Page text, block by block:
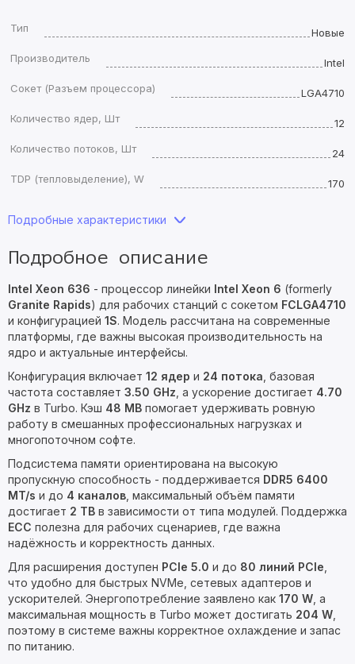
Тип
Новые
Производитель
Intel
Сокет (Разъем процессора)
LGA4710
Количество ядер, Шт
12
Количество потоков, Шт
24
TDP (тепловыделение), W
170
Подробные характеристики
Подробное описание
Intel Xeon 636 - процессор линейки Intel Xeon 6 (formerly
Granite Rapids) для рабочих станций с сокетом FCLGA4710
и конфигурацией 1S. Модель рассчитана на современные
платформы, где важны высокая производительность на
ядро и актуальные интерфейсы.
Конфигурация включает 12 ядер и 24 потока , базовая
частота составляет 3.50 GHz , а ускорение достигает 4.70
GHz в Turbo. Кэш 48 MB помогает удерживать ровную
работу в смешанных профессиональных нагрузках и
многопоточном софте.
Подсистема памяти ориентирована на высокую
пропускную способность - поддерживается DDR5 6400
MT/s и до 4 каналов , максимальный объём памяти
достигает 2 TB в зависимости от типа модулей. Поддержка
ECC полезна для рабочих сценариев, где важна
надёжность и корректность данных.
Для расширения доступен PCIe 5.0 и до 80 линий PCIe
что удобно для быстрых NVMe, сетевых адаптеров и
ускорителей. Энергопотребление заявлено как 170 W , а
максимальная мощность в Turbo может достигать 204 W
поэтому в системе важны корректное охлаждение и запас
по питанию.